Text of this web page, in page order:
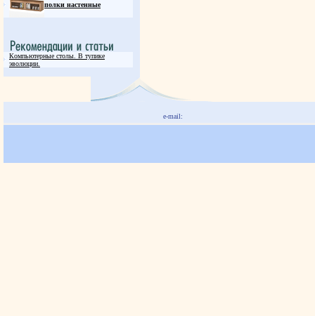
полки настенные
Компьютерные столы. В тупике
эволюции.
e-mail: